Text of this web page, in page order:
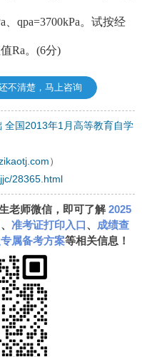
、qpa=3700kPa。试按经
Ra。(6分)
不清楚，马上咨询
全国2013年1月高等教育自学
）
28365.html
老师微信，即可了解2025
、 准考证打印入口、 成绩查
属备考方案等相关信息！